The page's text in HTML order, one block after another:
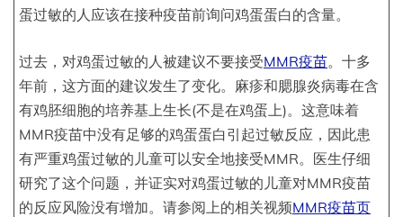
蛋过敏的人应该在接种疫苗前询问鸡蛋蛋白的含量。
过去，对鸡蛋过敏的人被建议不要接受MMR疫苗。十多
年前，这方面的建议发生了变化。麻疹和腮腺炎病毒在含
有鸡胚细胞的培养基上生长(不是在鸡蛋上)。这意味着
MMR疫苗中没有足够的鸡蛋蛋白引起过敏反应，因此患
有严重鸡蛋过敏的儿童可以安全地接受MMR。医生仔细
研究了这个问题，并证实对鸡蛋过敏的儿童对MMR疫苗
的反应风险没有增加。请参阅上的相关视频MMR疫苗页